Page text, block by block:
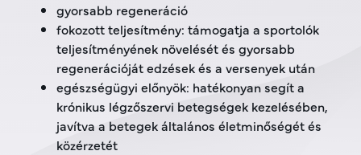
gyorsabb regeneráció
fokozott teljesítmény: támogatja a sportolók
teljesítményének növelését és gyorsabb
regenerációját edzések és a versenyek után
egészségügyi előnyök: hatékonyan segít a
krónikus légzőszervi betegségek kezelésében,
javítva a betegek általános életminőségét és
közérzetét